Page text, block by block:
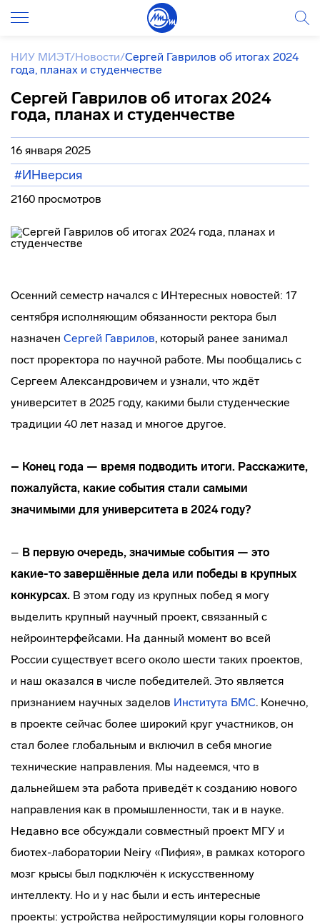
НИУ МИЭТ/Новости/Сергей Гаврилов об итогах 2024
года, планах и студенчестве
Сергей Гаврилов об итогах 2024
года, планах и студенчестве
16 января 2025
#ИНверсия
2160 просмотров
Осенний семестр начался с ИНтересных новостей: 17
сентября исполняющим обязанности ректора был
назначен Сергей Гаврилов, который ранее занимал
пост проректора по научной работе. Мы пообщались с
Сергеем Александровичем и узнали, что ждёт
университет в 2025 году, какими были студенческие
традиции 40 лет назад и многое другое.
– Конец года — время подводить итоги. Расскажите,
пожалуйста, какие события стали самыми
значимыми для университета в 2024 году?
– В первую очередь, значимые события — это
какие-то завершённые дела или победы в крупных
конкурсах. В этом году из крупных побед я могу
выделить крупный научный проект, связанный с
нейроинтерфейсами. На данный момент во всей
России существует всего около шести таких проектов,
и наш оказался в числе победителей. Это является
признанием научных заделов Института БМС. Конечно,
в проекте сейчас более широкий круг участников, он
стал более глобальным и включил в себя многие
технические направления. Мы надеемся, что в
дальнейшем эта работа приведёт к созданию нового
направления как в промышленности, так и в науке.
Недавно все обсуждали совместный проект МГУ и
биотех-лаборатории Neiry «Пифия», в рамках которого
мозг крысы был подключён к искусственному
интеллекту. Но и у нас были и есть интересные
проекты: устройства нейростимуляции коры головного